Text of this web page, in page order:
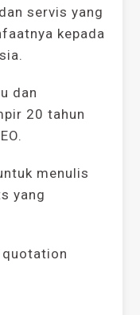
servis yang
kepada
dan
20 tahun
menulis
yang
quotation